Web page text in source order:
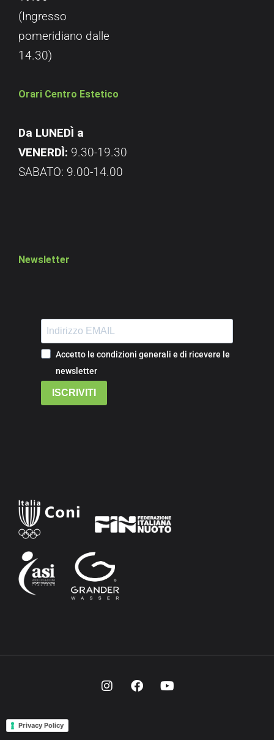
(Ingresso
pomeridiano dalle
14.30)
Orari Centro Estetico
Da LUNEDÌ a
VENERDÌ: 9.30-19.30
SABATO: 9.00-14.00
Newsletter
Accetto le condizioni generali e di ricevere le
newsletter
ISCRIVITI
Privacy Policy